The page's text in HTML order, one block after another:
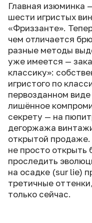
Главная изюминка
шести игристых
«Фриззанте».
чем отличается
разные методы
уже имеется —
классику»:
игристого по
первозданном
лишённое
секрету — на
дегоржажа
открытой
не просто открыть
проследить
на осадке (sur lie)
третичные
только сейчас.